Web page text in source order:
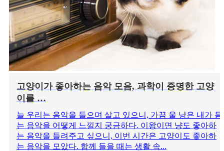
고양이가 좋아하는 음악 모음, 과학이 증명한 고양
이를 …
늘 우리는 음악을 들으며 살고 있으니, 가끔 울 냥은 내가 듣
는 음악을 어떻게 느낄지 궁금하다. 이왕이면 냥도 좋아하
는 음악을 들려주고 싶으니, 이번 시간은 고양이도 좋아하
는 음악을 모았다. 함께 들을 때는 생활 속...